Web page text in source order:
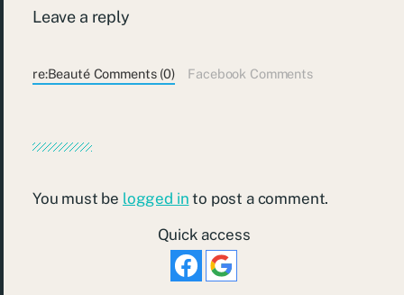
Leave a reply
re:Beauté Comments (0) Facebook Comments
You must be logged in to post a comment.
Quick access